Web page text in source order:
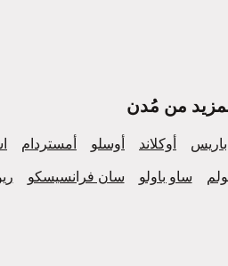
أمستردام أوسلو أوكلاند باريس
سان فرانسيسكو ساو باولو